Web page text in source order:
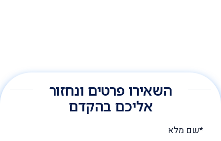
השאירו פרטים ונחזור
אליכם בהקדם